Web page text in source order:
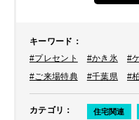
キーワード ：
#プレセント
#かき氷 #
#ご来場特典
#千葉県 #
カテゴリ ： 住宅関連